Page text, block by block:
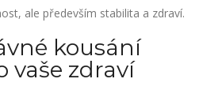
ale především stabilita a zdraví.
kousání
vaše zdraví